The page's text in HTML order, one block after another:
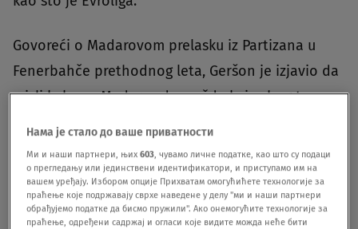
Govoreći o Madarovom prelasku iz Partizana u
Fenerbahče prethodnog leta, Geršon je izjavio da
misli kako se Madar sada možda kaje zbog te
"Fenerbahče je bio pun zvezda, pa nije bilo
prostora za njega. Sada, ako ne može da igra za
Bajern, pitanje je koliko će dugo opstati", rekao je
Нама је стало до ваше приватности
Ми и наши партнери, њих603, чувамо личне податке, као што су подаци
о прегледању или јединствени идентификатори, и приступамо им на
вашем уређају. Избором опције Прихватам омогућићете технологије за
праћење које подржавају сврхе наведене у делу "ми и наши партнери
обрађујемо податке да бисмо пружили". Ако онемогућите технологије за
праћење, одређени садржај и огласи које видите можда неће бити